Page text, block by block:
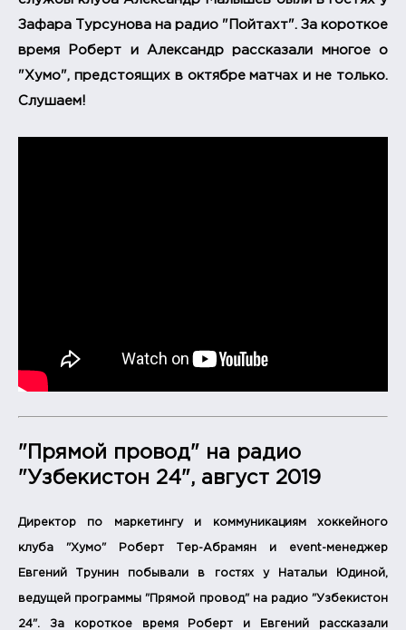
Зафара Турсунова на радио "Пойтахт". За короткое
время Роберт и Александр рассказали многое о
"Хумо", предстоящих в октябре матчах и не только.
Слушаем!
"Прямой провод" на радио
"Узбекистон 24", август 2019
Директор по маркетингу и коммуникациям хоккейного
клуба "Хумо" Роберт Тер-Абрамян и event-менеджер
Евгений Трунин побывали в гостях у Натальи Юдиной,
ведущей программы "Прямой провод" на радио "Узбекистон
24". За короткое время Роберт и Евгений рассказали